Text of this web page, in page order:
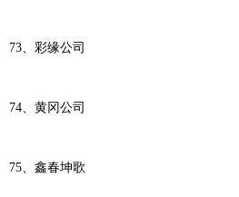
73、彩缘公司
74、黄冈公司
75、鑫春坤歌